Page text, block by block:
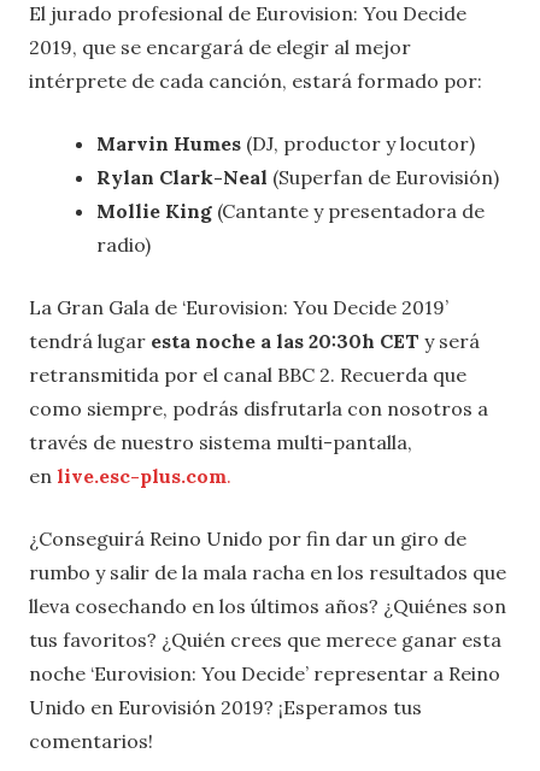
El jurado profesional de Eurovision: You Decide
2019, que se encargará de elegir al mejor
intérprete de cada canción, estará formado por:
Marvin Humes (DJ, productor y locutor)
Rylan Clark-Neal (Superfan de Eurovisión)
Mollie King (Cantante y presentadora de
radio)
La Gran Gala de ‘Eurovision: You Decide 2019’
tendrá lugar esta noche a las 20:30h CET y será
retransmitida por el canal BBC 2. Recuerda que
como siempre, podrás disfrutarla con nosotros a
través de nuestro sistema multi-pantalla,
en live.esc-plus.com.
¿Conseguirá Reino Unido por fin dar un giro de
rumbo y salir de la mala racha en los resultados que
lleva cosechando en los últimos años? ¿Quiénes son
tus favoritos? ¿Quién crees que merece ganar esta
noche ‘Eurovision: You Decide’ representar a Reino
Unido en Eurovisión 2019? ¡Esperamos tus
comentarios!